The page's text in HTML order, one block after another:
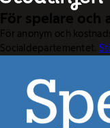
För spelare och
För anonym och
Socialdepartementet.